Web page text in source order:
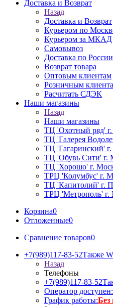
Доставка и Возврат
Назад
Доставка и Возврат
Курьером по
Курьером за МКАД
Самовывоз
Доставка по России
Возврат товара
Оптовым клиентам
Розничным
Расчитать СДЭК
Наши магазины
Назад
Наши магазины
ТЦ 'Охотный ряд'
ТЦ 'Галерея
ТЦ 'Гагаринский'
ТЦ 'Обувь Сити' г.
ТЦ 'Хорошо' г.
ТРЦ 'Колумбус' г.
ТЦ 'Капитолий' г.
ТРЦ 'Метрополь' г.
Корзина0
Отложенные0
Сравнение товаров0
+7(989)117-83-52Также
Назад
Телефоны
+7(989)117-83-52
Оператор доступен:
График работы:Без